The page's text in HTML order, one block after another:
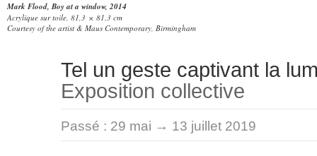
Mark Flood, Boy at a window, 2014
Acrylique sur toile, 81,3 × 81,3 cm
Courtesy of the artist & Maus Contemporary, Birmingham
Tel un geste captivant la
Exposition collective
Passé : 29 mai → 13 juillet 2019